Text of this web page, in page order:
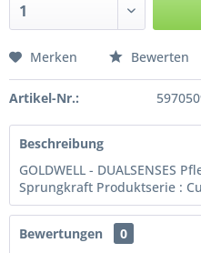
Merken Bewerten
Artikel-Nr.:
Beschreibung
GOLDWELL - DUALSENSES
Sprungkraft Produktserie :
Bewertungen
0